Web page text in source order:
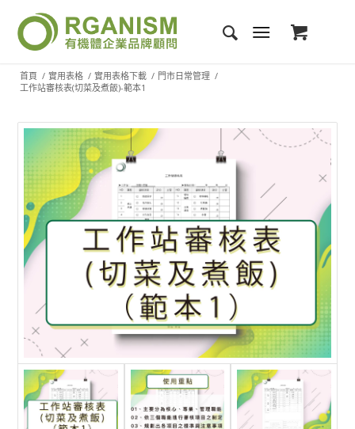
首頁 / 實用表格 / 實用表格下載 / 門市日常管理 /
工作站審核表(切菜及煮飯)-範本1